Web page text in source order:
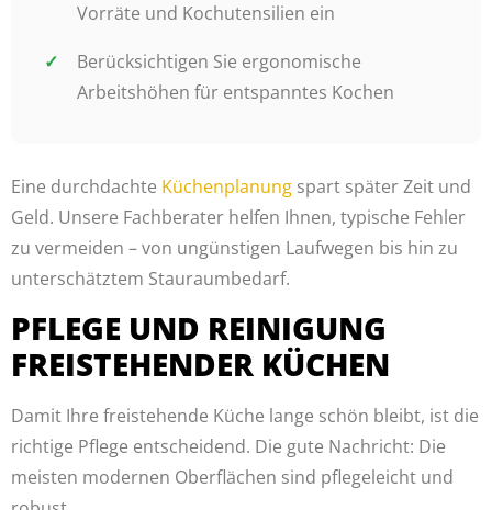
Vorräte und Kochutensilien ein
Berücksichtigen Sie ergonomische
Arbeitshöhen für entspanntes Kochen
Eine durchdachte Küchenplanung spart später Zeit und
Geld. Unsere Fachberater helfen Ihnen, typische Fehler
zu vermeiden – von ungünstigen Laufwegen bis hin zu
unterschätztem Stauraumbedarf.
PFLEGE UND REINIGUNG
FREISTEHENDER KÜCHEN
Damit Ihre freistehende Küche lange schön bleibt, ist die
richtige Pflege entscheidend. Die gute Nachricht: Die
meisten modernen Oberflächen sind pflegeleicht und